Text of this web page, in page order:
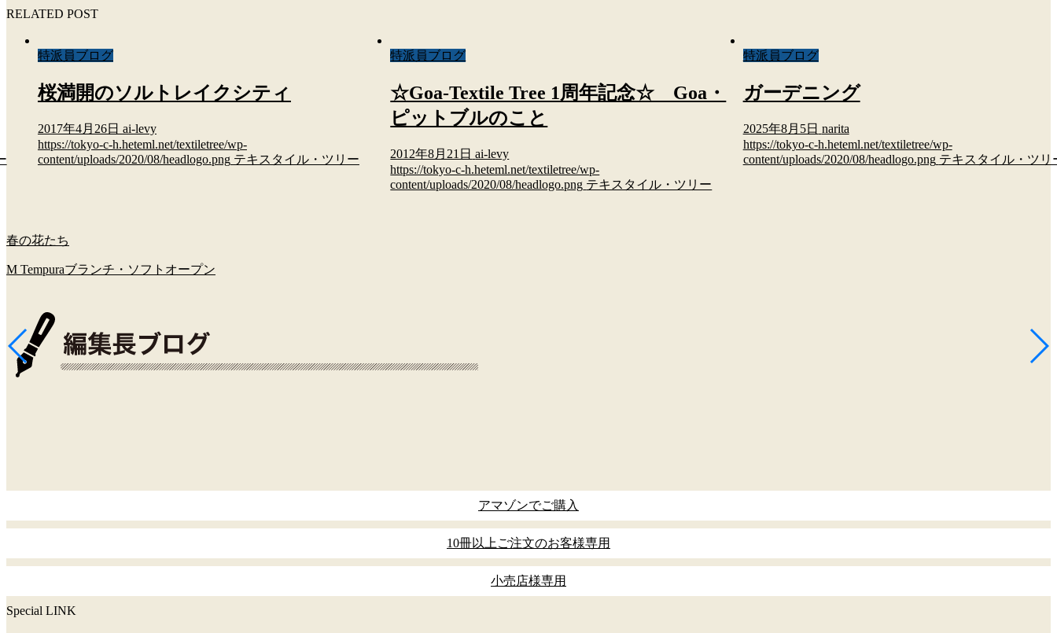
RELATED POST
特派員ブログ
桜満開のソルトレイクシティ
2017年4月26日 ai-levy
https://tokyo-c-h.heteml.net/textiletree/wp-
content/uploads/2020/08/headlogo.png テキスタイル・ツリー
特派員ブログ
☆Goa-Textile Tree 1周年記念☆ Goa・
ピットブルのこと
2012年8月21日 ai-levy
https://tokyo-c-h.heteml.net/textiletree/wp-
content/uploads/2020/08/headlogo.png テキスタイル・ツリー
特派員ブログ
ガーデニング
2025年8月5日 narita
https://tokyo-c-h.heteml.net/textiletree/wp-
content/uploads/2020/08/headlogo.png テキスタイル・ツリ
春の花たち
M Tempuraブランチ・ソフトオープン
アマゾンでご購入
10冊以上ご注文のお客様専用
小売店様専用
Special LINK